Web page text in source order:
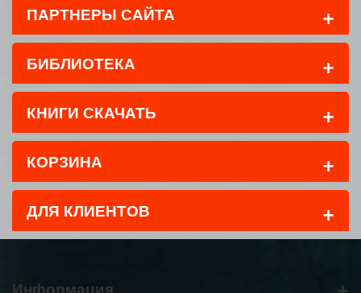
ПАРТНЕРЫ САЙТА +
БИБЛИОТЕКА +
КНИГИ СКАЧАТЬ +
КОРЗИНА +
ДЛЯ КЛИЕНТОВ +
Информация